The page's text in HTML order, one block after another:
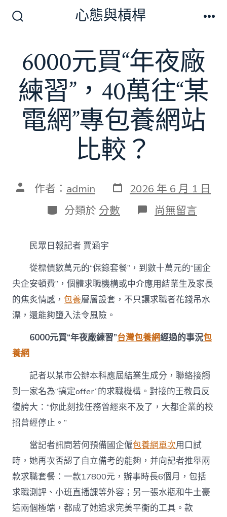
換
開
關
心態與槓桿
6000元買“年夜廠
練習”，40萬往“某
電網”專包養網站
比較？
文 作者： admin 發
表
日
期
2026 年 6 月 1 日
分
類
分類於 分數 在
〈6000
夜
廠
練
習”，
40
“某
電
包
養
網
站
比
尚無留言
民眾日報記者 賈涵宇
從標價數萬元的“保錄套餐”，到數十萬元的“國企
央企安頓費”，個體求職機構或中介應用結業生及家長
的焦炙情感，包養層層設套，不只讓求職者花錢吊水
漂，還能夠墮入法令風險。
6000元買“年夜廠練習”台灣包養網經過的事況包
養網
記者以某市公辦本科應屆結業生成分，聯絡接觸
到一家名為“搞定offer”的求職機構。對接的王教員反
復誇大：“你此刻找任務曾經來不及了，大都企業的校
招曾經停止。”
當記者訊問若何預備國企僱包養網單次用口試
時，她再次否認了自立備考的能夠，并向記者推舉兩
款求職套餐：一款17800元，辦事時長6個月，包括
求職測評、小班直播課等外容；另一張水瓶和牛土豪
這兩個極端，都成了她追求完美平衡的工具。款